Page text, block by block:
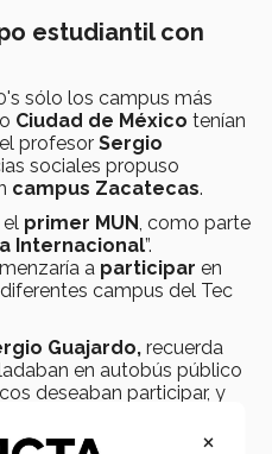
estudiantil con
sólo los campus más
o Ciudad de México tenían
el profesor Sergio
sociales propuso
campus Zacatecas.
primer MUN, como parte
Internacional”.
a participar en
campus del Tec
Guajardo, recuerda
en autobús público
deseaban participar, y
prepa. ×